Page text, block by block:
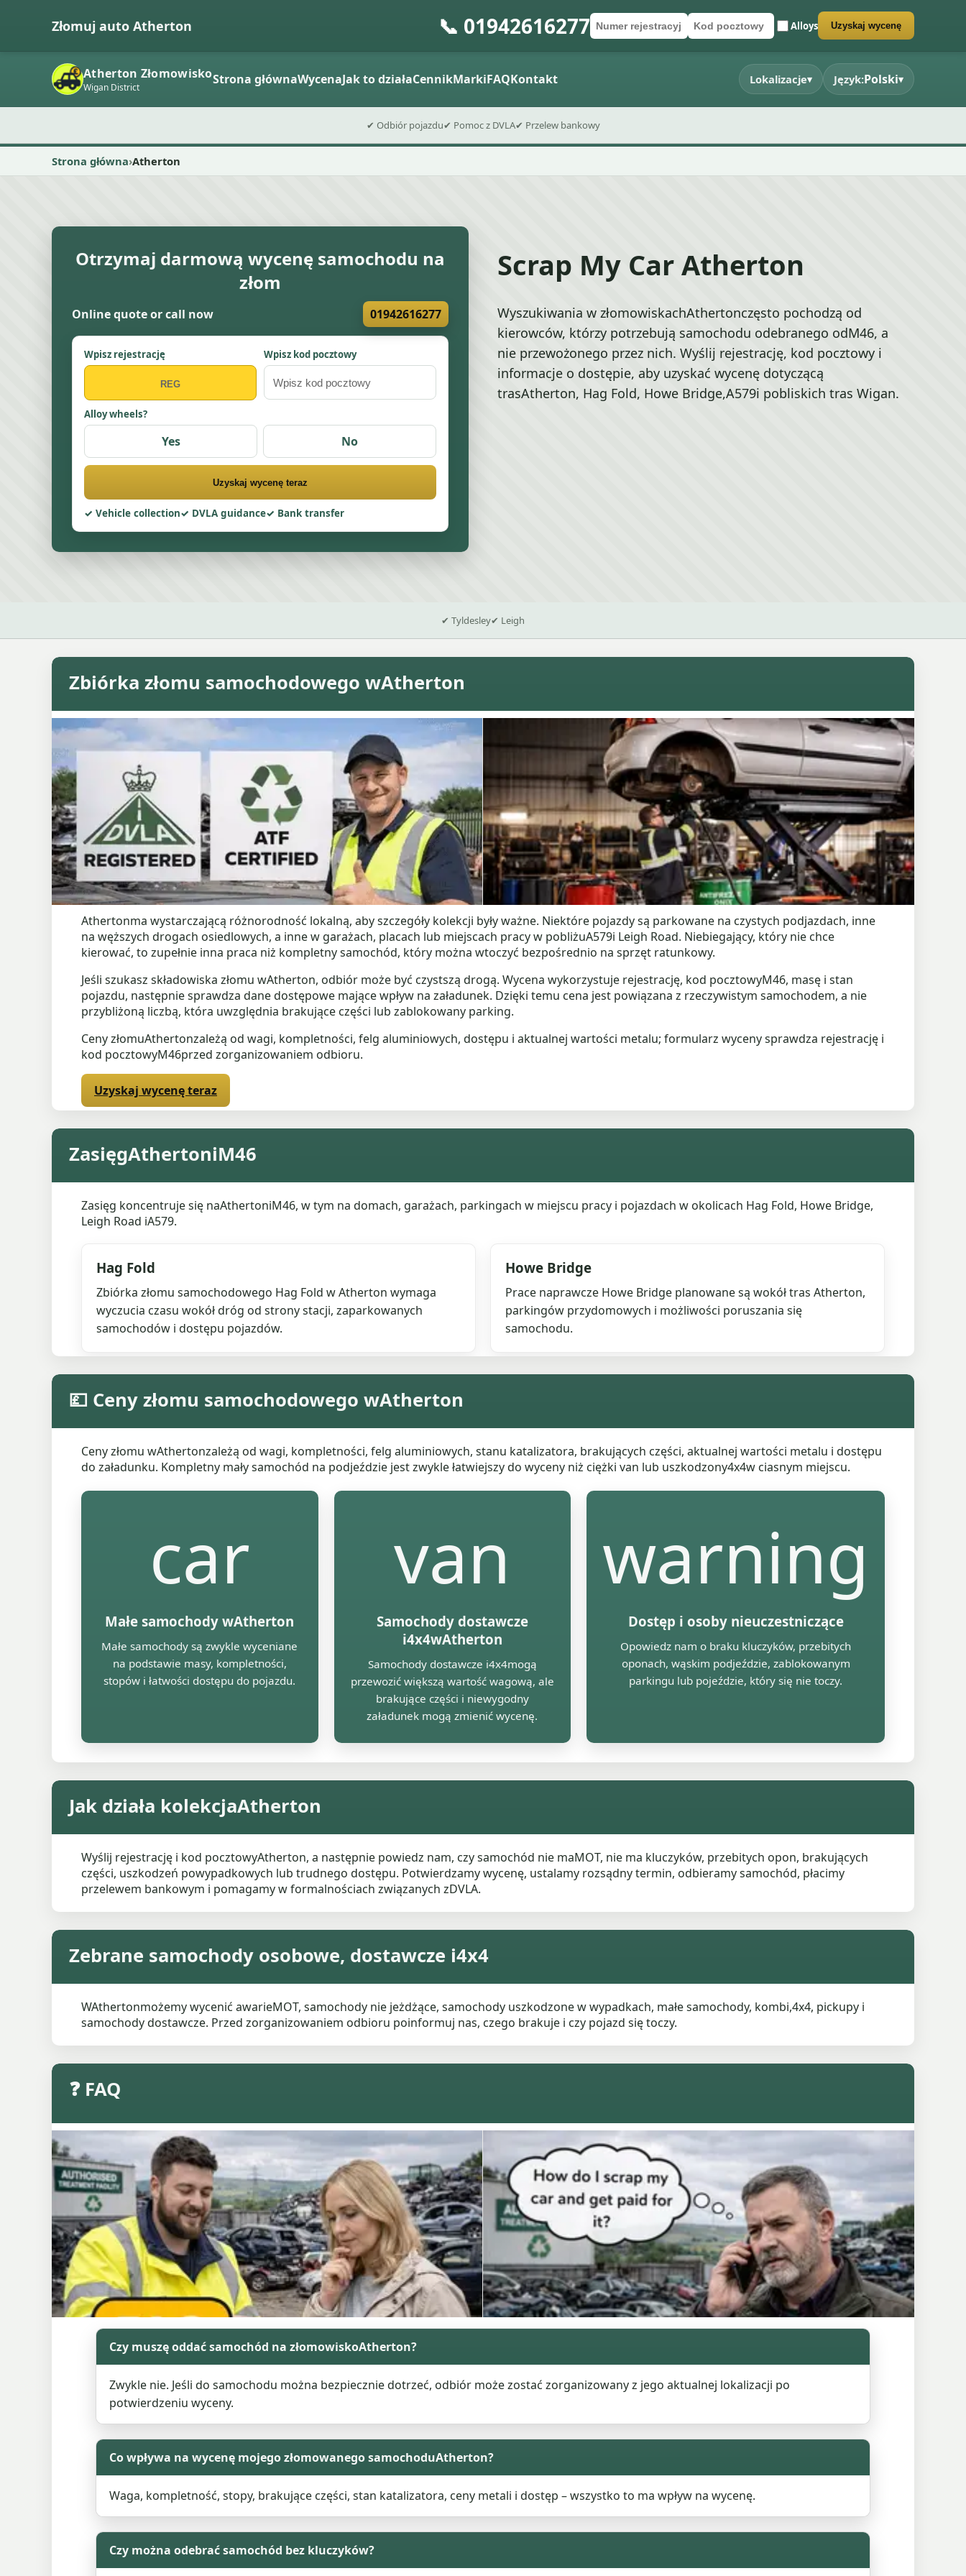
Złomuj auto Atherton 📞 01942616277Numer rejestracyjny
Kod pocztowy Alloys
Wyślij formularz wyceny Uzyskaj wycenę
Atherton Złomowisko
Wigan District Strona głównaWycenaJak to działaCennikMarkiFAQKontakt Lokalizacje▾ Język:Polski▾
✔ Odbiór pojazdu✔ Pomoc z DVLA✔ Przelew bankowy
Strona główna Atherton
Otrzymaj darmową wycenę samochodu na
złom
Online quote or call now 01942616277
Wpisz rejestrację Wpisz kod pocztowy
Alloy wheels?
Yes No
Uzyskaj wycenę teraz
Vehicle collection DVLA guidance Bank transfer
Scrap My Car Atherton
Wyszukiwania w złomowiskachAthertonczęsto pochodzą od
kierowców, którzy potrzebują samochodu odebranego odM46, a
nie przewożonego przez nich. Wyślij rejestrację, kod pocztowy i
informacje o dostępie, aby uzyskać wycenę dotyczącą
trasAtherton, Hag Fold, Howe Bridge,A579i pobliskich tras Wigan.
✔ Tyldesley✔ Leigh
Zbiórka złomu samochodowego wAtherton
Athertonma wystarczającą różnorodność lokalną, aby szczegóły kolekcji były ważne. Niektóre pojazdy są parkowane na czystych podjazdach, inne
na węższych drogach osiedlowych, a inne w garażach, placach lub miejscach pracy w pobliżuA579i Leigh Road. Niebiegający, który nie chce
kierować, to zupełnie inna praca niż kompletny samochód, który można wtoczyć bezpośrednio na sprzęt ratunkowy.
Jeśli szukasz składowiska złomu wAtherton, odbiór może być czystszą drogą. Wycena wykorzystuje rejestrację, kod pocztowyM46, masę i stan
pojazdu, następnie sprawdza dane dostępowe mające wpływ na załadunek. Dzięki temu cena jest powiązana z rzeczywistym samochodem, a nie
przybliżoną liczbą, która uwzględnia brakujące części lub zablokowany parking.
Ceny złomuAthertonzależą od wagi, kompletności, felg aluminiowych, dostępu i aktualnej wartości metalu; formularz wyceny sprawdza rejestrację i
kod pocztowyM46przed zorganizowaniem odbioru.
Uzyskaj wycenę teraz
ZasięgAthertoniM46
Zasięg koncentruje się naAthertoniM46, w tym na domach, garażach, parkingach w miejscu pracy i pojazdach w okolicach Hag Fold, Howe Bridge,
Leigh Road iA579.
Hag Fold
Zbiórka złomu samochodowego Hag Fold w Atherton wymaga
wyczucia czasu wokół dróg od strony stacji, zaparkowanych
samochodów i dostępu pojazdów.
Howe Bridge
Prace naprawcze Howe Bridge planowane są wokół tras Atherton,
parkingów przydomowych i możliwości poruszania się
samochodu.
💷 Ceny złomu samochodowego wAtherton
Ceny złomu wAthertonzależą od wagi, kompletności, felg aluminiowych, stanu katalizatora, brakujących części, aktualnej wartości metalu i dostępu
do załadunku. Kompletny mały samochód na podjeździe jest zwykle łatwiejszy do wyceny niż ciężki van lub uszkodzony4x4w ciasnym miejscu.
car
Małe samochody wAtherton
Małe samochody są zwykle wyceniane
na podstawie masy, kompletności,
stopów i łatwości dostępu do pojazdu.
van
Samochody dostawcze
i4x4wAtherton
Samochody dostawcze i4x4mogą
przewozić większą wartość wagową, ale
brakujące części i niewygodny
załadunek mogą zmienić wycenę.
warning
Dostęp i osoby nieuczestniczące
Opowiedz nam o braku kluczyków, przebitych
oponach, wąskim podjeździe, zablokowanym
parkingu lub pojeździe, który się nie toczy.
Jak działa kolekcjaAtherton
Wyślij rejestrację i kod pocztowyAtherton, a następnie powiedz nam, czy samochód nie maMOT, nie ma kluczyków, przebitych opon, brakujących
części, uszkodzeń powypadkowych lub trudnego dostępu. Potwierdzamy wycenę, ustalamy rozsądny termin, odbieramy samochód, płacimy
przelewem bankowym i pomagamy w formalnościach związanych zDVLA.
Zebrane samochody osobowe, dostawcze i4x4
WAthertonmożemy wycenić awarieMOT, samochody nie jeżdżące, samochody uszkodzone w wypadkach, małe samochody, kombi,4x4, pickupy i
samochody dostawcze. Przed zorganizowaniem odbioru poinformuj nas, czego brakuje i czy pojazd się toczy.
❓ FAQ
Czy muszę oddać samochód na złomowiskoAtherton?
Zwykle nie. Jeśli do samochodu można bezpiecznie dotrzeć, odbiór może zostać zorganizowany z jego aktualnej lokalizacji po
potwierdzeniu wyceny.
Co wpływa na wycenę mojego złomowanego samochoduAtherton?
Waga, kompletność, stopy, brakujące części, stan katalizatora, ceny metali i dostęp – wszystko to ma wpływ na wycenę.
Czy można odebrać samochód bez kluczyków?